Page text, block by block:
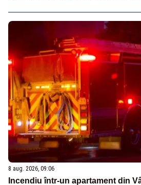
8 aug. 2026, 09:06
Incendiu într-un apartament din